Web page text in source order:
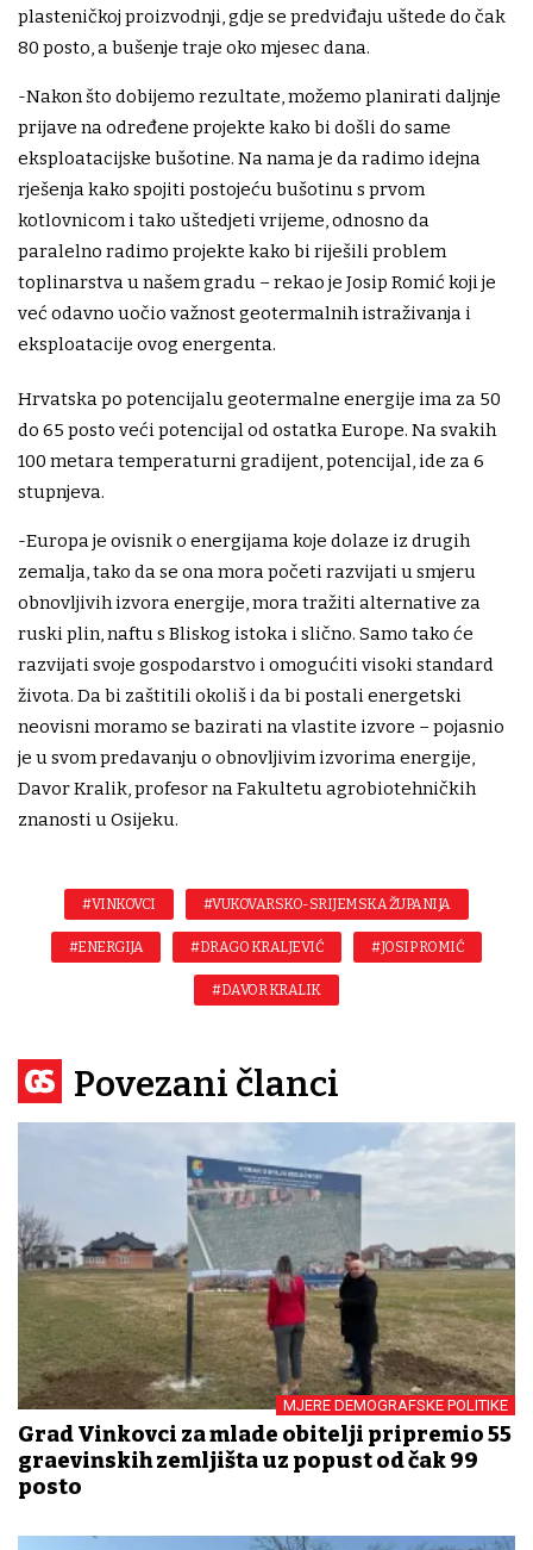
plasteničkoj proizvodnji, gdje se predviđaju uštede do čak
80 posto, a bušenje traje oko mjesec dana.
-Nakon što dobijemo rezultate, možemo planirati daljnje
prijave na određene projekte kako bi došli do same
eksploatacijske bušotine. Na nama je da radimo idejna
rješenja kako spojiti postojeću bušotinu s prvom
kotlovnicom i tako uštedjeti vrijeme, odnosno da
paralelno radimo projekte kako bi riješili problem
toplinarstva u našem gradu – rekao je Josip Romić koji je
već odavno uočio važnost geotermalnih istraživanja i
eksploatacije ovog energenta.
Hrvatska po potencijalu geotermalne energije ima za 50
do 65 posto veći potencijal od ostatka Europe. Na svakih
100 metara temperaturni gradijent, potencijal, ide za 6
stupnjeva.
-Europa je ovisnik o energijama koje dolaze iz drugih
zemalja, tako da se ona mora početi razvijati u smjeru
obnovljivih izvora energije, mora tražiti alternative za
ruski plin, naftu s Bliskog istoka i slično. Samo tako će
razvijati svoje gospodarstvo i omogućiti visoki standard
života. Da bi zaštitili okoliš i da bi postali energetski
neovisni moramo se bazirati na vlastite izvore – pojasnio
je u svom predavanju o obnovljivim izvorima energije,
Davor Kralik, profesor na Fakultetu agrobiotehničkih
znanosti u Osijeku.
#VINKOVCI #VUKOVARSKO-SRIJEMSKA ŽUPANIJA
#ENERGIJA #DRAGO KRALJEVIĆ #JOSIP ROMIĆ
#DAVOR KRALIK
Povezani članci
MJERE DEMOGRAFSKE POLITIKE
Grad Vinkovci za mlade obitelji pripremio 55
građevinskih zemljišta uz popust od čak 99
posto